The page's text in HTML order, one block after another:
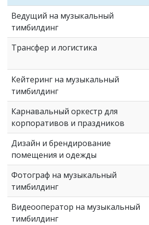
Ведущий на музыкальный
тимбилдинг
Трансфер и логистика
Кейтеринг на музыкальный
тимбилдинг
Карнавальный оркестр для
корпоративов и праздников
Дизайн и брендирование
помещения и одежды
Фотограф на музыкальный
тимбилдинг
Видеооператор на музыкальный
тимбилдинг